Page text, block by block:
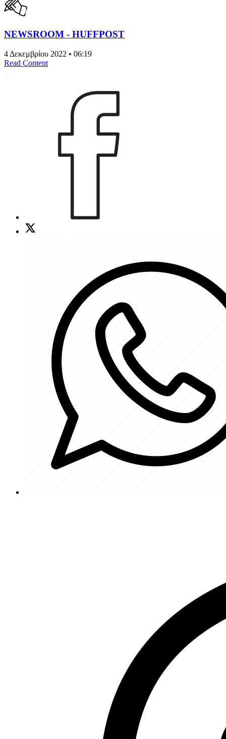
NEWSROOM - HUFFPOST
4 Δεκεμβρίου 2022 • 06:19
Read Content